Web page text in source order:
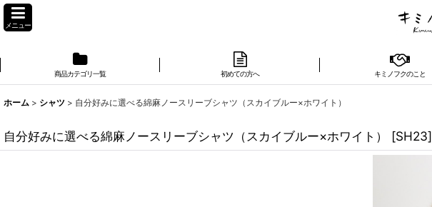
メニュー
商品カテゴリ一覧 初めての方へ キミノフクのこと
ホーム > シャツ > 自分好みに選べる綿麻ノースリーブシャツ（スカイブルー×ホワイト）
自分好みに選べる綿麻ノースリーブシャツ（スカイブルー×ホワイト） [SH23]